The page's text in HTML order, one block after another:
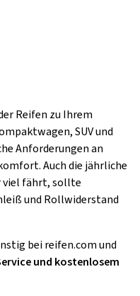
Reifen zu Ihrem
SUV und
Anforderungen an
Auch die jährliche
viel fährt, sollte
und Rollwiderstand
bei reifen.com und
und kostenlosem